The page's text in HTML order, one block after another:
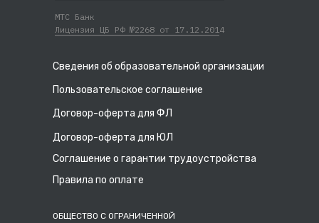
Пользовательское соглашение
Договор-оферта для ФЛ
Договор-оферта для ЮЛ
ОБЩЕСТВО С ОГРАНИЧЕННОЙ
Сведения об образовательной организации
МТС Банк
Лицензия ЦБ РФ №2268 от 17.12.2014
Соглашение о гарантии трудоустройства
Правила по оплате